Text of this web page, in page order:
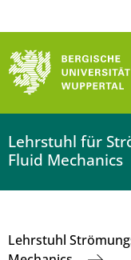
Lehrstuhl für
Fluid Mechanics
Lehrstuhl